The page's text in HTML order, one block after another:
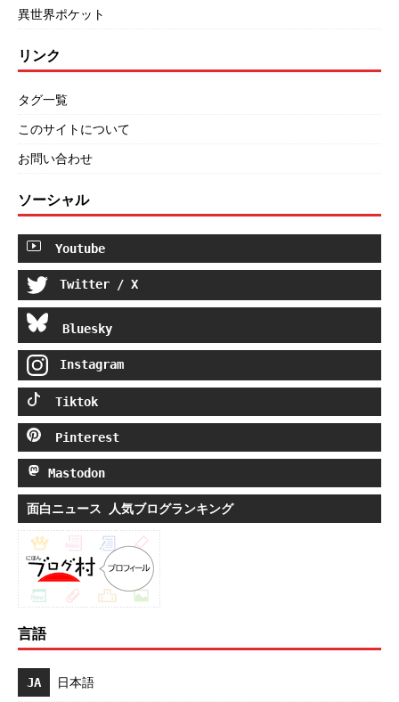
異世界ポケット
リンク
タグ一覧
このサイトについて
お問い合わせ
ソーシャル
Youtube
Twitter / X
Bluesky
Instagram
Tiktok
Pinterest
Mastodon
面白ニュース 人気ブログランキング
言語
JA 日本語